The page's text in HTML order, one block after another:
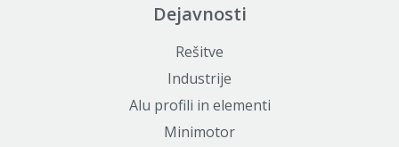
Dejavnosti
Rešitve
Industrije
Alu profili in elementi
Minimotor